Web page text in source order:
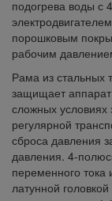
подогрева воды с
порошковым
рабочим
Рама из стальных
защищает
сложных условиях
регулярной
сброса давления
давления. 4-
переменного
латунной